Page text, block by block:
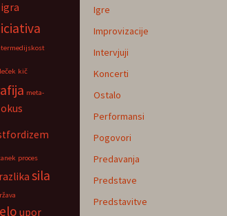
Igre
Improvizacije
Intervjuji
Koncerti
Ostalo
Performansi
Pogovori
Predavanja
Predstave
Predstavitve
igra
kič
meta-
okus
proces
razlika sila
upor